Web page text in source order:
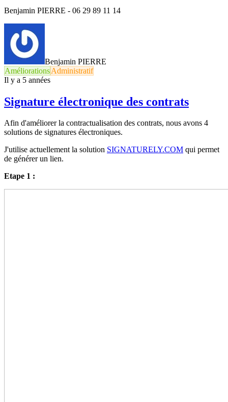
Benjamin PIERRE - 06 29 89 11 14
Benjamin PIERRE
AméliorationsAdministratif
Il y a 5 années
Signature électronique des contrats
Afin d'améliorer la contractualisation des contrats, nous avons 4
solutions de signatures électroniques.
J'utilise actuellement la solution SIGNATURELY.COM qui permet
de générer un lien.
Etape 1 :